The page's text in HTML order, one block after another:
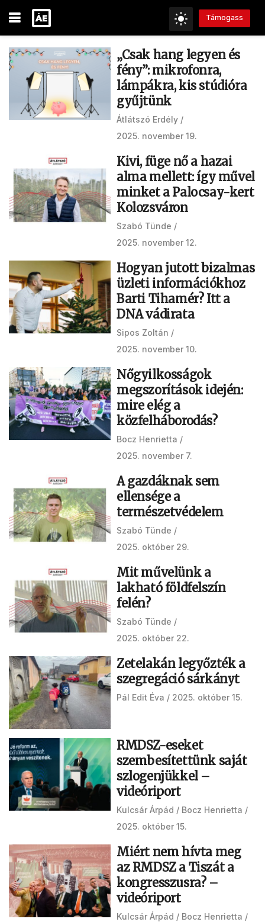
Támogass
„Csak hang legyen és
fény”: mikrofonra,
lámpákra, kis stúdióra
gyűjtünk
Átlátszó Erdély
2025. november 19.
Kivi, füge nő a hazai
alma mellett: így művel
minket a Palocsay-kert
Kolozsváron
Szabó Tünde
2025. november 12.
Hogyan jutott bizalmas
üzleti információkhoz
Barti Tihamér? Itt a
DNA vádirata
Sipos Zoltán
2025. november 10.
Nőgyilkosságok
megszorítások idején:
mire elég a
közfelháborodás?
Bocz Henrietta
2025. november 7.
A gazdáknak sem
ellensége a
természetvédelem
Szabó Tünde
2025. október 29.
Mit művelünk a
lakható földfelszín
felén?
Szabó Tünde
2025. október 22.
Zetelakán legyőzték a
szegregáció sárkányt
Pál Edit Éva 2025. október 15.
RMDSZ-eseket
szembesítettünk saját
szlogenjükkel –
videóriport
Kulcsár Árpád
Bocz Henrietta
2025. október 15.
Miért nem hívta meg
az RMDSZ a Tiszát a
kongresszusra? –
videóriport
Kulcsár Árpád
Bocz Henrietta